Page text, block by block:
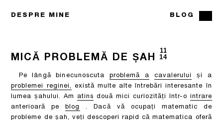
DESPRE MINE BLOG
MICĂ PROBLEMĂ DE ȘAH
11
14
Pe lângă binecunoscuta problemă a cavalerului
și a
problemei reginei,
există multe alte întrebări interesante în
lumea șahului. Am atins două mici curiozități într-o intrare
anterioară peblog
. Dacă vă ocupați matematic de
probleme de șah, veți descoperi rapid că matematica oferă